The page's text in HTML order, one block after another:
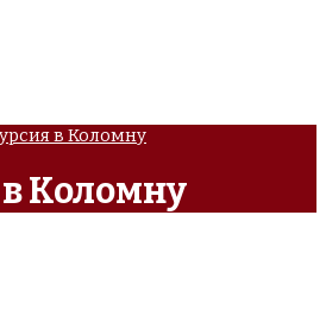
в Коломну
Коломну